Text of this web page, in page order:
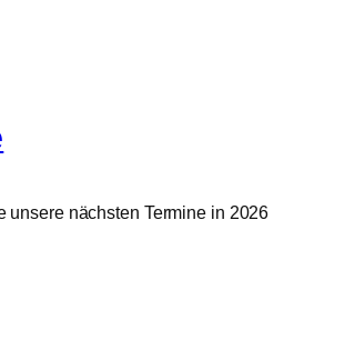
unsere nächsten Termine in 2026